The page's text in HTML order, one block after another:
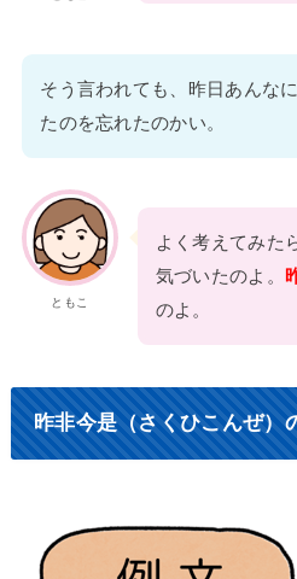
そう言われても、昨日あんな
たのを忘れたのかい。
ともこ
よく考えてみた
気づいたのよ。
のよ。
昨非今是（さくひこんぜ）